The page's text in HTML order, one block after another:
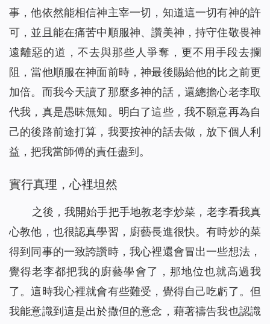
事，他依然能相信神主宰一切，知道這一切有神的許
可，並且能在痛苦中順服神、讚美神，持守住敬畏神
遠離惡的道，不去與那些人爭奪，更不用手段去攔
阻，當他順服在神面前時，神最後賜給他的比之前更
加倍。而我今天讀了那麼多神的話，還總擔心老李取
代我，真是愚昧無知。明白了這些，我不願意再為自
己的後路前途打算，我要按神的話去做，放下個人利
益，把我當師傅的責任盡到。
實行真理，心裡坦然
之後，我開始手把手地教老李炒菜，老李看我真
心教他，也很認真學習，廚藝長進很快。有時炒的菜
得到同事的一致誇讚時，我心裡還會冒出一些想法，
覺得老李都把我的廚藝學會了，那地位也就高過我
了。這時我心裡就會有些難受，覺得自己吃虧了。但
我能意識到這是出於撒但的意念，藉著禱告我也認識